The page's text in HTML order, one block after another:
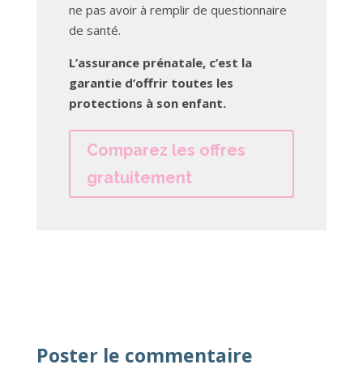
ne pas avoir à remplir de questionnaire
de santé.
L’assurance prénatale, c’est la
garantie d’offrir toutes les
protections à son enfant.
Comparez les offres
gratuitement
Poster le commentaire